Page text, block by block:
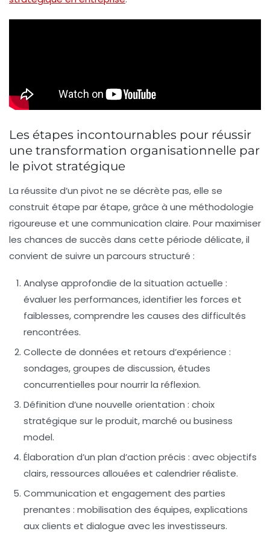
Les étapes incontournables pour réussir
une transformation organisationnelle par
le pivot stratégique
La réussite d’un pivot ne se décrète pas, elle se
construit étape par étape, grâce à une méthodologie
rigoureuse et une communication claire. Pour maximiser
les chances de succès dans cette période délicate, il
convient de suivre un parcours structuré :
Analyse approfondie de la situation actuelle :
évaluer les performances, identifier les forces et
faiblesses, comprendre les causes des difficultés
rencontrées.
Collecte de données et retours d’expérience :
sondages, groupes de discussion, études
concurrentielles pour nourrir la réflexion.
Définition d’une nouvelle orientation : choix
stratégique sur le produit, marché ou business
model.
Élaboration d’un plan d’action précis : avec objectifs
clairs, ressources allouées et calendrier réaliste.
Communication et engagement des parties
prenantes : mobilisation des équipes, explications
aux clients et dialogue avec les investisseurs.